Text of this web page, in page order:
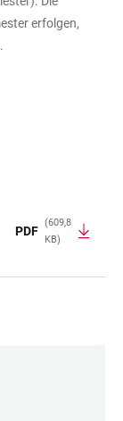
erfolgen,
PDF
(609,8
KB)